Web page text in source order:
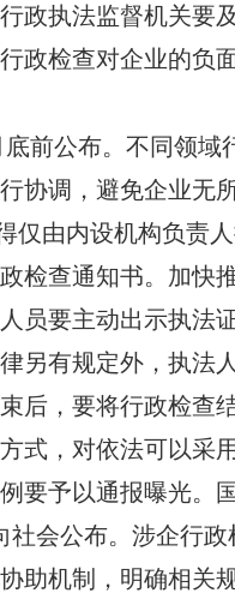
政执法监督机关要
政检查对企业的负面
前公布。不同领域
协调，避免企业无所
由内设机构负责人
检查通知书。加快
员要主动出示执法
另有规定外，执法
后，要将行政检查
式，对依法可以采
要予以通报曝光。
会公布。涉企行
助机制，明确相关